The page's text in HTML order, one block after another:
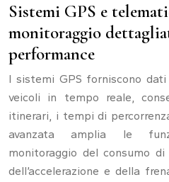
Sistemi GPS e
monitoraggio
performance
I sistemi GPS forniscono
veicoli in tempo reale,
itinerari, i tempi di
avanzata amplia le
monitoraggio del consumo
dell’accelerazione e della